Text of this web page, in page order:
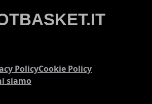
PolicyCookie Policy
siamo